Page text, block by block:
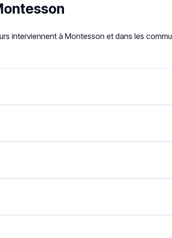
interviennent à Montesson et dans les